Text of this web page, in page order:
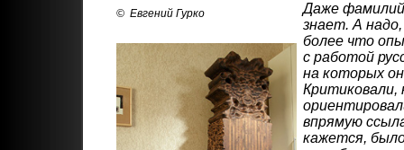
© Евгений Гурко
Даже
знает. А
более что
с работой
на которых
Критиковали,
впрямую
кажется,